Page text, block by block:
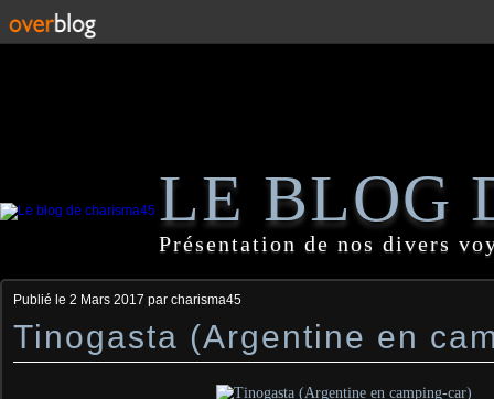
LE BLOG
Présentation de nos divers
Publié le 2 Mars 2017 par charisma45
Tinogasta (Argentine en